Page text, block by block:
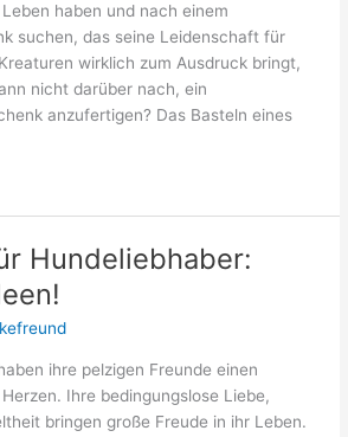
haben und nach einem
suchen, das seine Leidenschaft für
wirklich zum Ausdruck bringt,
nicht darüber nach, ein
anzufertigen? Das Basteln eines
Hundeliebhaber:
ihre pelzigen Freunde einen
Ihre bedingungslose Liebe,
bringen große Freude in ihr Leben.